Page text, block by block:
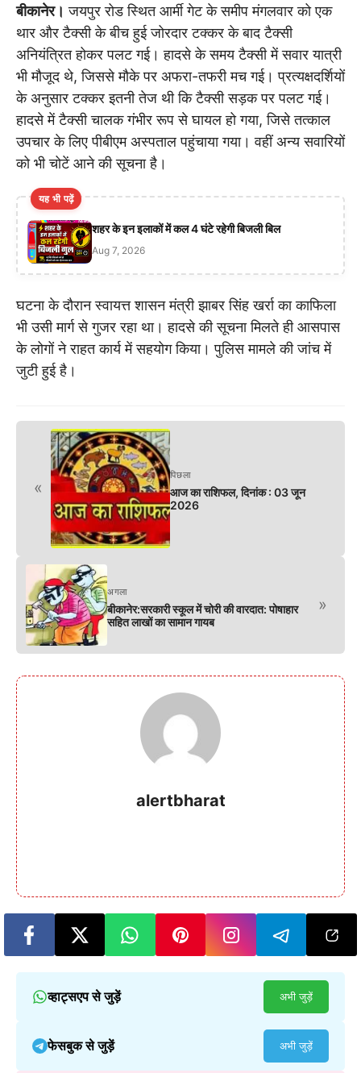
बीकानेर। जयपुर रोड स्थित आर्मी गेट के समीप मंगलवार को एक
थार और टैक्सी के बीच हुई जोरदार टक्कर के बाद टैक्सी
अनियंत्रित होकर पलट गई। हादसे के समय टैक्सी में सवार यात्री
भी मौजूद थे, जिससे मौके पर अफरा-तफरी मच गई। प्रत्यक्षदर्शियों
के अनुसार टक्कर इतनी तेज थी कि टैक्सी सड़क पर पलट गई।
हादसे में टैक्सी चालक गंभीर रूप से घायल हो गया, जिसे तत्काल
उपचार के लिए पीबीएम अस्पताल पहुंचाया गया। वहीं अन्य सवारियों
को भी चोटें आने की सूचना है।
यह भी पढ़ें
शहर के इन इलाकों में कल 4 घंटे रहेगी बिजली बिल
Aug 7, 2026
घटना के दौरान स्वायत्त शासन मंत्री झाबर सिंह खर्रा का काफिला
भी उसी मार्ग से गुजर रहा था। हादसे की सूचना मिलते ही आसपास
के लोगों ने राहत कार्य में सहयोग किया। पुलिस मामले की जांच में
जुटी हुई है।
«
पिछला
आज का राशिफल, दिनांक : 03 जून
2026
अगला
बीकानेर:सरकारी स्कूल में चोरी की वारदात: पोषाहार
सहित लाखों का सामान गायब
»
alertbharat
व्हाट्सएप से जुड़ें अभी जुड़ें
फेसबुक से जुड़ें अभी जुड़ें